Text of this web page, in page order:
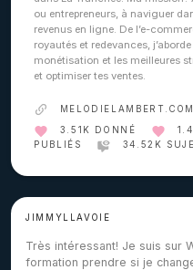
ou entrepreneurs, à naviguer
revenus en ligne. De l’e-
royautés et redevances,
monétisation et les meilleures
et optimiser tes ventes.
MELODIELAMBERT.COM
3.51K DONNÉ
PUBLIÉS
34.52K
JIMMYLLAVOIE
Très intéressant! Je suis sur
formation prendre si je